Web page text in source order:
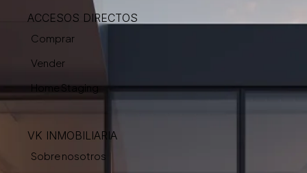
ACCESOS DIRECTOS
Comprar
Vender
Home Staging
VK INMOBILIARIA
Sobre nosotros